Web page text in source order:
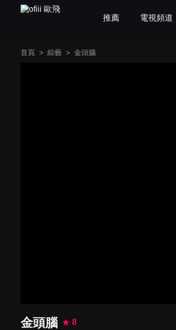
推薦 電視頻道
首頁 > 綜藝 > 金頭腦
金頭腦
8